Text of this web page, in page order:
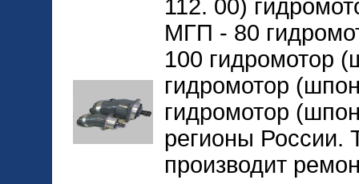
112. 00)
МГП - 80
100 гидромотор
гидромотор
гидромотор
регионы России.
производит